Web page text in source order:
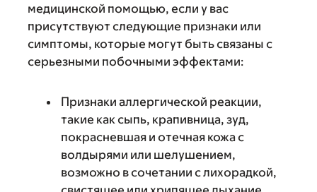
медицинской помощью, если у вас
присутствуют следующие признаки или
симптомы, которые могут быть связаны с
серьезными побочными эффектами:
Признаки аллергической реакции,
такие как сыпь, крапивница, зуд,
покрасневшая и отечная кожа с
волдырями или шелушением,
возможно в сочетании с лихорадкой,